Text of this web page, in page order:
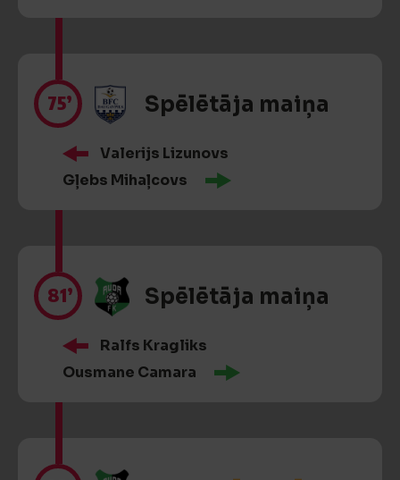
75’ Spēlētāja maiņa
Valerijs Lizunovs
Gļebs Mihaļcovs
81’ Spēlētāja maiņa
Ralfs Kragliks
Ousmane Camara